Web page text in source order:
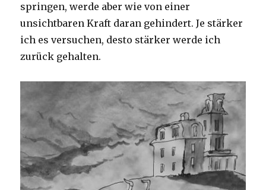
springen, werde aber wie von einer
unsichtbaren Kraft daran gehindert. Je stärker
ich es versuchen, desto stärker werde ich
zurück gehalten.